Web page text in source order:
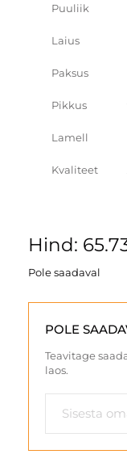
Puuliik
Laius
Paksus
Pikkus
Lamell
Kvaliteet
Hind:
Pole saadaval
POLE
Teavitage
laos.